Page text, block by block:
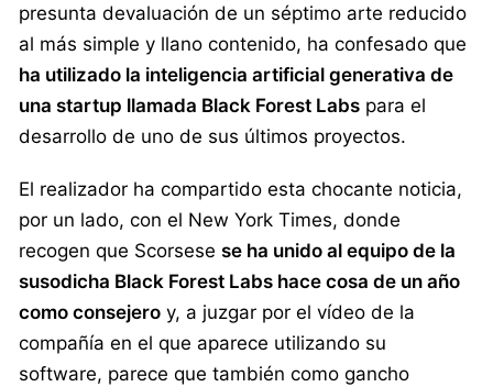
presunta devaluación de un séptimo arte reducido
al más simple y llano contenido, ha confesado que
ha utilizado la inteligencia artificial generativa de
una startup llamada Black Forest Labs para el
desarrollo de uno de sus últimos proyectos.
El realizador ha compartido esta chocante noticia,
por un lado, con el New York Times, donde
recogen que Scorsese se ha unido al equipo de la
susodicha Black Forest Labs hace cosa de un año
como consejero y, a juzgar por el vídeo de la
compañía en el que aparece utilizando su
software, parece que también como gancho